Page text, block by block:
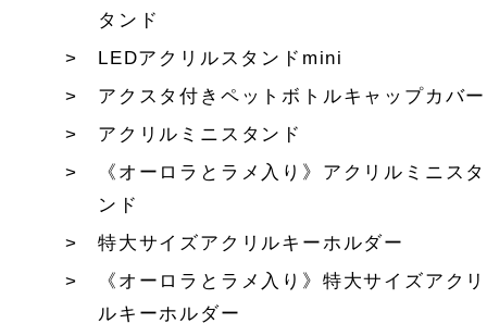
タンド
LEDアクリルスタンドmini
アクスタ付きペットボトルキャップカバー
アクリルミニスタンド
《オーロラとラメ入り》アクリルミニスタ
ンド
特大サイズアクリルキーホルダー
《オーロラとラメ入り》特大サイズアクリ
ルキーホルダー